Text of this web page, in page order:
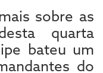
sobre as
quarta
bateu um
do